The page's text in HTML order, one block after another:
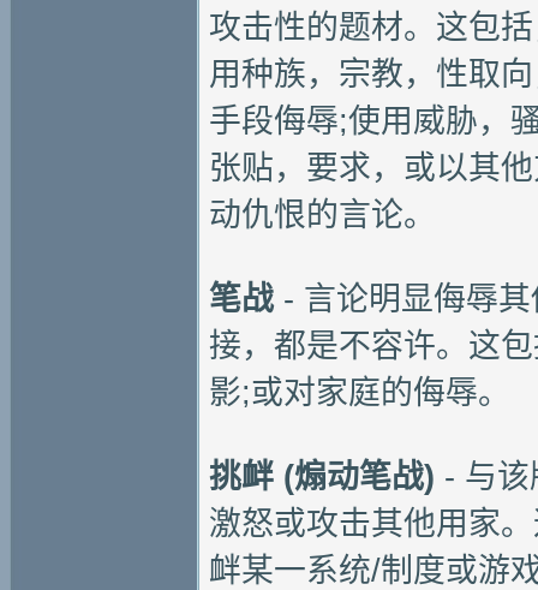
攻击性的题材。这包
用种族，宗教，性取
手段侮辱;使用威胁，
张贴，要求，或以其
动仇恨的言论。
笔战 - 言论明显侮辱
接，都是不容许。这
影;或对家庭的侮辱。
挑衅 (煽动笔战) - 与
激怒或攻击其他用家
衅某一系统/制度或游